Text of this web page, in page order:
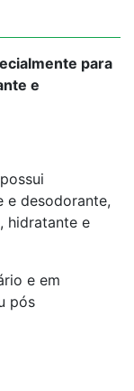
para
e
e desodorante,
hidratante e
e em
pós